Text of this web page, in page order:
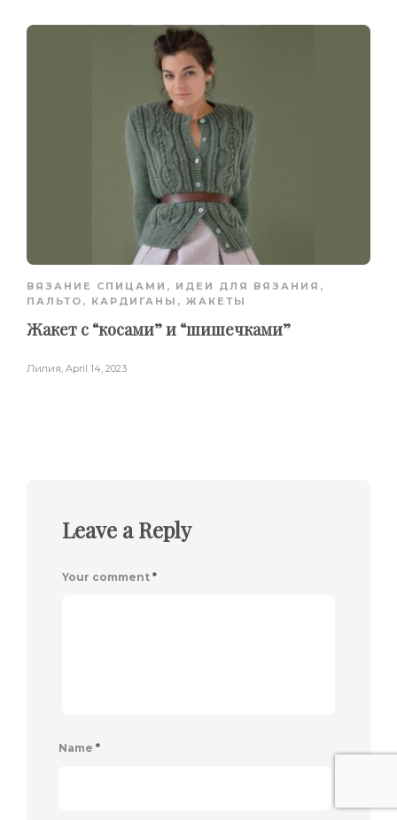
ВЯЗАНИЕ СПИЦАМИ , ИДЕИ ДЛЯ ВЯЗАНИЯ ,
ПАЛЬТО, КАРДИГАНЫ, ЖАКЕТЫ
Жакет с “косами” и “шишечками”
Лилия, April 14, 2023
Leave a Reply
Your comment *
Name *